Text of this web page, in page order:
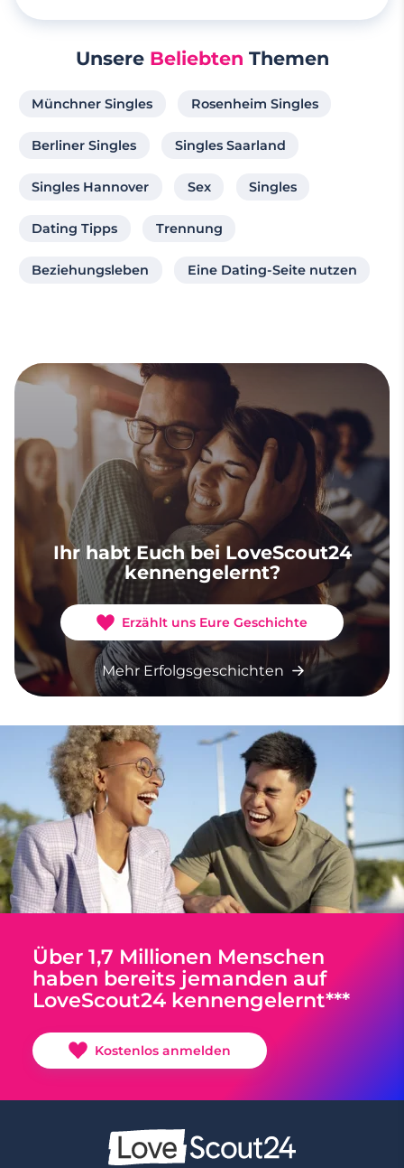
Unsere Beliebten Themen
Münchner Singles Rosenheim Singles
Berliner Singles Singles Saarland
Singles Hannover Sex Singles
Dating Tipps Trennung
Beziehungsleben Eine Dating-Seite nutzen
Ihr habt Euch bei LoveScout24
kennengelernt?
Erzählt uns Eure Geschichte
Mehr Erfolgsgeschichten
Über 1,7 Millionen Menschen
haben bereits jemanden auf
LoveScout24 kennengelernt***
Kostenlos anmelden